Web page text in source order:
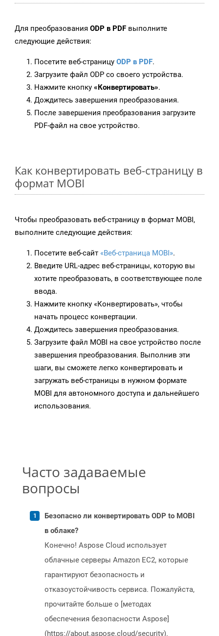
Для преобразования ODP в PDF выполните
следующие действия:
Посетите веб-страницу ODP в PDF.
Загрузите файл ODP со своего устройства.
Нажмите кнопку «Конвертировать».
Дождитесь завершения преобразования.
После завершения преобразования загрузите
PDF-файл на свое устройство.
Как конвертировать веб-страницу в
формат MOBI
Чтобы преобразовать веб-страницу в формат MOBI,
выполните следующие действия:
Посетите веб-сайт «Веб-страница MOBI».
Введите URL-адрес веб-страницы, которую вы
хотите преобразовать, в соответствующее поле
ввода.
Нажмите кнопку «Конвертировать», чтобы
начать процесс конвертации.
Дождитесь завершения преобразования.
Загрузите файл MOBI на свое устройство после
завершения преобразования. Выполнив эти
шаги, вы сможете легко конвертировать и
загружать веб-страницы в нужном формате
MOBI для автономного доступа и дальнейшего
использования.
Часто задаваемые
вопросы
Безопасно ли конвертировать ODP to MOBI
в облаке?
Конечно! Aspose Cloud использует
облачные серверы Amazon EC2, которые
гарантируют безопасность и
отказоустойчивость сервиса. Пожалуйста,
прочитайте больше о [методах
обеспечения безопасности Aspose]
(https://about.aspose.cloud/security).